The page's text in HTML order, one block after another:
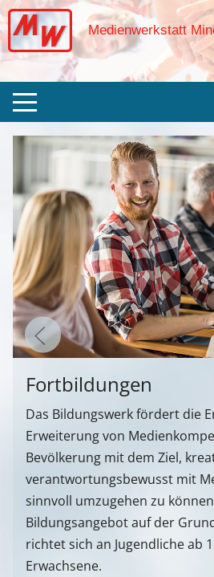
Medienwerkstatt
Fortbildungen
Das Bildungswerk fördert die
Erweiterung von
Bevölkerung mit dem Ziel,
verantwortungsbewusst mit
sinnvoll umzugehen zu
Bildungsangebot auf der
richtet sich an Jugendliche ab
Erwachsene.